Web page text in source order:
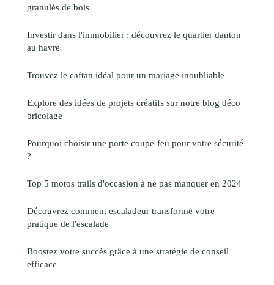
granulés de bois
Investir dans l'immobilier : découvrez le quartier danton
au havre
Trouvez le caftan idéal pour un mariage inoubliable
Explore des idées de projets créatifs sur notre blog déco
bricolage
Pourquoi choisir une porte coupe-feu pour votre sécurité
?
Top 5 motos trails d'occasion à ne pas manquer en 2024
Découvrez comment escaladeur transforme votre
pratique de l'escalade
Boostez votre succès grâce à une stratégie de conseil
efficace